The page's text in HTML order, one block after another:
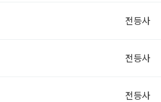
전등사
전등사
전등사